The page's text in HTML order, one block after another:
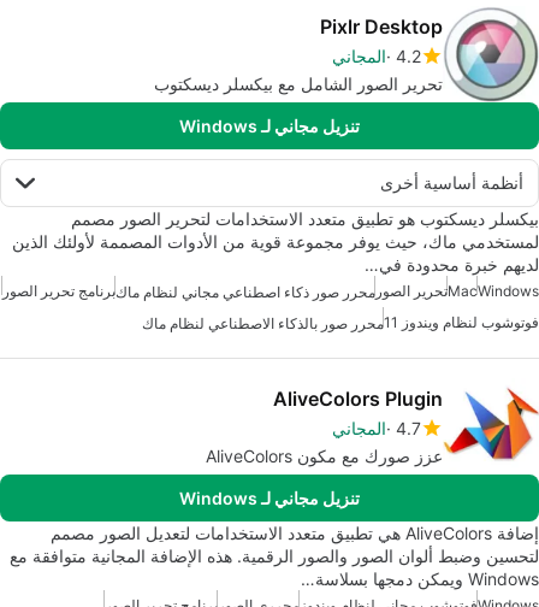
Pixlr Desktop
4.2 المجاني
تحرير الصور الشامل مع بيكسلر ديسكتوب
تنزيل مجاني لـ Windows
أنظمة أساسية أخرى
بيكسلر ديسكتوب هو تطبيق متعدد الاستخدامات لتحرير الصور مصمم
لمستخدمي ماك، حيث يوفر مجموعة قوية من الأدوات المصممة لأولئك الذين
لديهم خبرة محدودة في…
Windows
Macتحرير الصور محرر صور ذكاء اصطناعي مجاني لنظام ماكبرنامج تحرير الصور
فوتوشوب لنظام ويندوز 11
محرر صور بالذكاء الاصطناعي لنظام ماك
AliveColors Plugin
4.7 المجاني
عزز صورك مع مكون AliveColors
تنزيل مجاني لـ Windows
إضافة AliveColors هي تطبيق متعدد الاستخدامات لتعديل الصور مصمم
لتحسين وضبط ألوان الصور والصور الرقمية. هذه الإضافة المجانية متوافقة مع
Windows ويمكن دمجها بسلاسة…